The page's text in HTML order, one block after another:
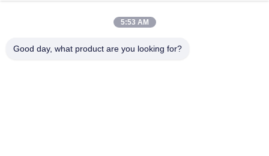
0086-13128969971
5:53 AM
Good day, what product are you looking for?